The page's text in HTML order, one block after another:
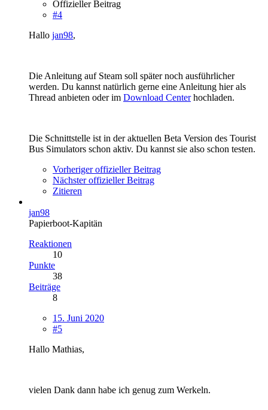
Offizieller Beitrag
#4
Hallo jan98,
Die Anleitung auf Steam soll später noch ausführlicher
werden. Du kannst natürlich gerne eine Anleitung hier als
Thread anbieten oder im Download Centerhochladen.
Die Schnittstelle ist in der aktuellen Beta Version des Tourist
Bus Simulators schon aktiv. Du kannst sie also schon testen.
Vorheriger offizieller Beitrag
Nächster offizieller Beitrag
Zitieren
jan98
Papierboot-Kapitän
Reaktionen
10
Punkte
38
Beiträge
8
15. Juni 2020
#5
Hallo Mathias,
vielen Dank dann habe ich genug zum Werkeln.